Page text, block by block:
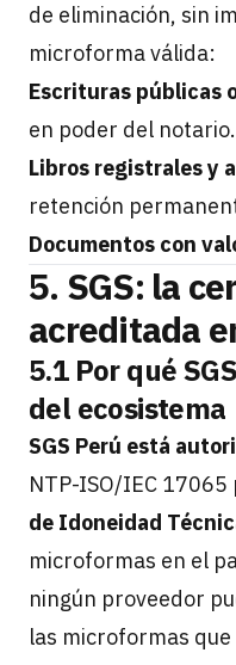
de eliminación, sin
microforma válida:
Escrituras públicas
en poder del notario.
Libros registrales y
retención
Documentos con
5. SGS: la
acreditada
5.1 Por qué
del ecosistema
SGS Perú está
NTP-ISO/IEC
de Idoneidad
microformas en el
ningún proveedor
las microformas